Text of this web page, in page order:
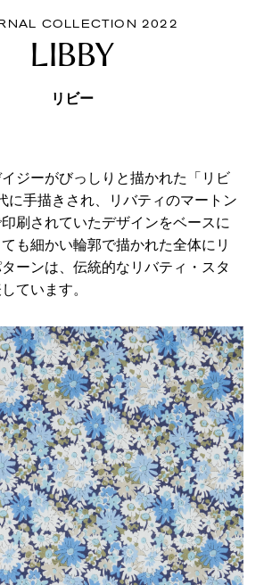
COLLECTION 2022
LIBBY
リビー
ジーがびっしりと描かれた「リビ
に手描きされ、リバティのマートン
刷されていたデザインをベースに
も細かい輪郭で描かれた全体にリ
ーンは、伝統的なリバティ・スタ
ています。